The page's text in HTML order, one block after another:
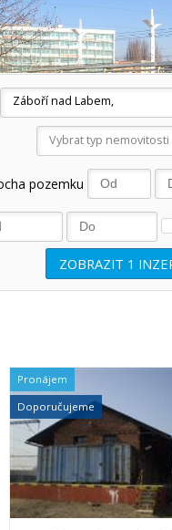
Záboří nad Labem,
Vybrat typ nemovitosti
pozemku
ZOBRAZIT 1
Pronájem
Doporučujeme